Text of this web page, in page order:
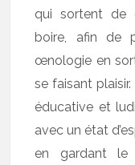
qui sortent de
boire, afin de
œnologie en
se faisant
éducative et
avec un état
en gardant